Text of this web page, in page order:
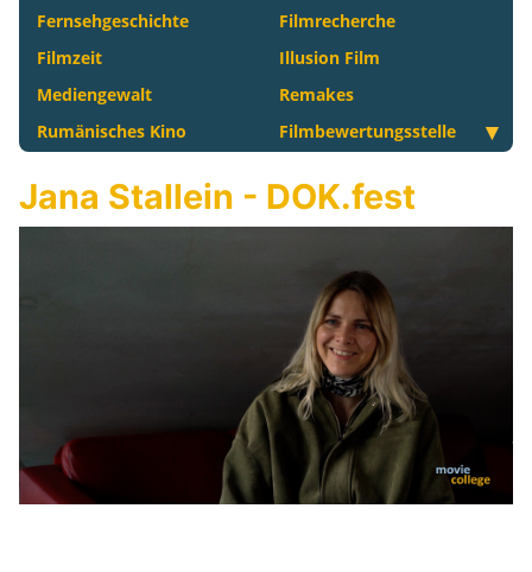
Fernsehgeschichte
Filmrecherche
Filmzeit
Illusion Film
Mediengewalt
Remakes
Rumänisches Kino
Filmbewertungsstelle
Jana Stallein - DOK.fest